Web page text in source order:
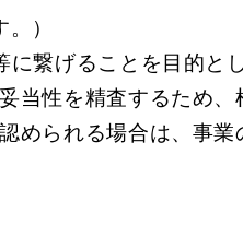
）
繋げることを目的と
当性を精査するため
められる場合は、事